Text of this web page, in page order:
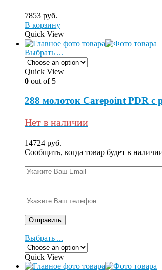
7853 руб.
В корзину
Quick View
Выбрать ...
Quick View
0 out of 5
288 молоток Carepoint PDR с
Нет в наличии
14724 руб.
Сообщить, когда товар будет в
Выбрать ...
Quick View